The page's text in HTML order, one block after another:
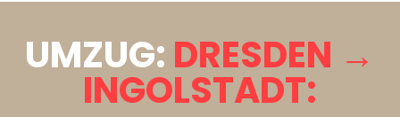
UMZUG: DRESDEN →
INGOLSTADT: